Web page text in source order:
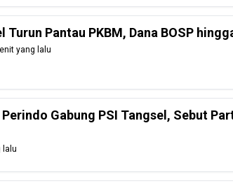
Turun Pantau PKBM, Dana BOSP
yang lalu
Gabung PSI Tangsel, Sebut
lalu